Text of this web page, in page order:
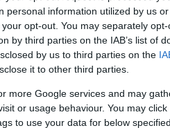
personal information utilized by us
opt-out. You may separately
by third parties on the IAB’s list of
by us to third parties on the
it to other third parties.
more Google services and may
or usage behaviour. You may
to use your data for below
την Κομισιόν – Ο